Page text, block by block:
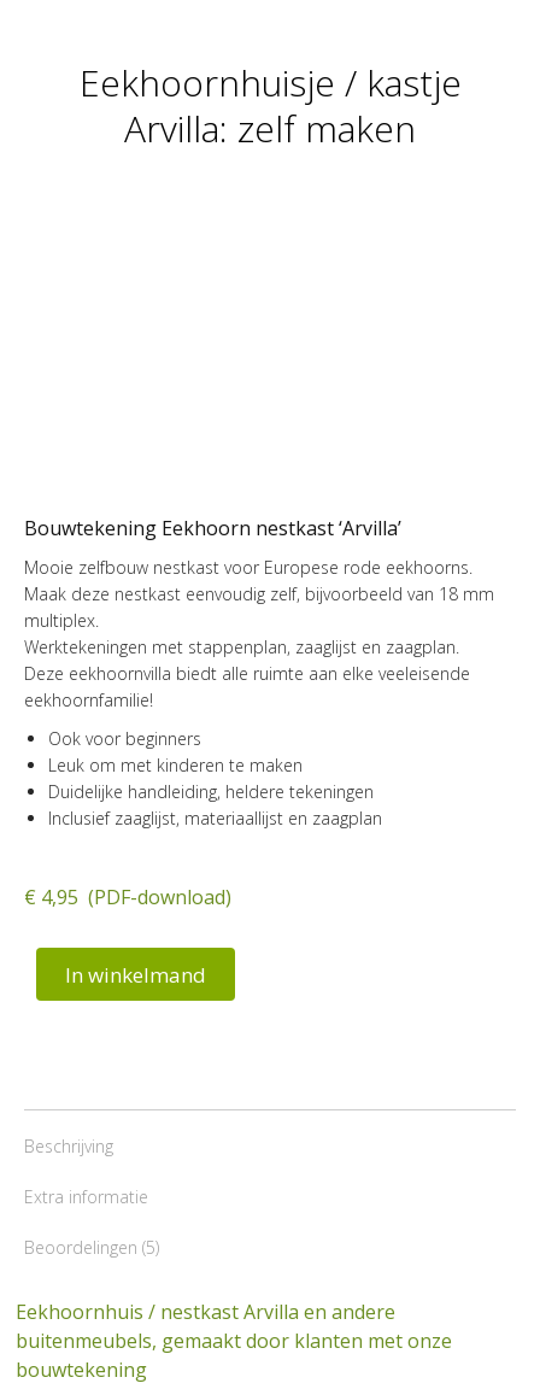
Eekhoornhuisje / kastje
Arvilla: zelf maken
Bouwtekening Eekhoorn nestkast ‘Arvilla’
Mooie zelfbouw nestkast voor Europese rode eekhoorns.
Maak deze nestkast eenvoudig zelf, bijvoorbeeld van 18 mm
multiplex.
Werktekeningen met stappenplan, zaaglijst en zaagplan.
Deze eekhoornvilla biedt alle ruimte aan elke veeleisende
eekhoornfamilie!
Ook voor beginners
Leuk om met kinderen te maken
Duidelijke handleiding, heldere tekeningen
Inclusief zaaglijst, materiaallijst en zaagplan
€ 4,95 (PDF-download)
In winkelmand
Beschrijving
Extra informatie
Beoordelingen (5)
Eekhoornhuis / nestkast Arvilla en andere
buitenmeubels, gemaakt door klanten met onze
bouwtekening